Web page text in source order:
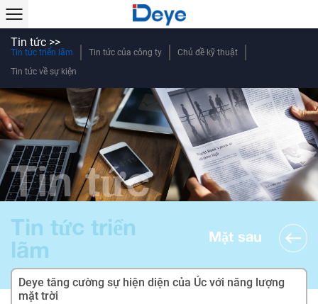
Tin tức >>
Tin tức triển lãm Tin tức của công ty
Chủ đề kỹ thuật
Tin tức về sự kiện
Tin tức
Tin tức triển
lãm
Mặt sau
Deye tăng cường sự hiện diện của Úc với năng lượng
mặt trời